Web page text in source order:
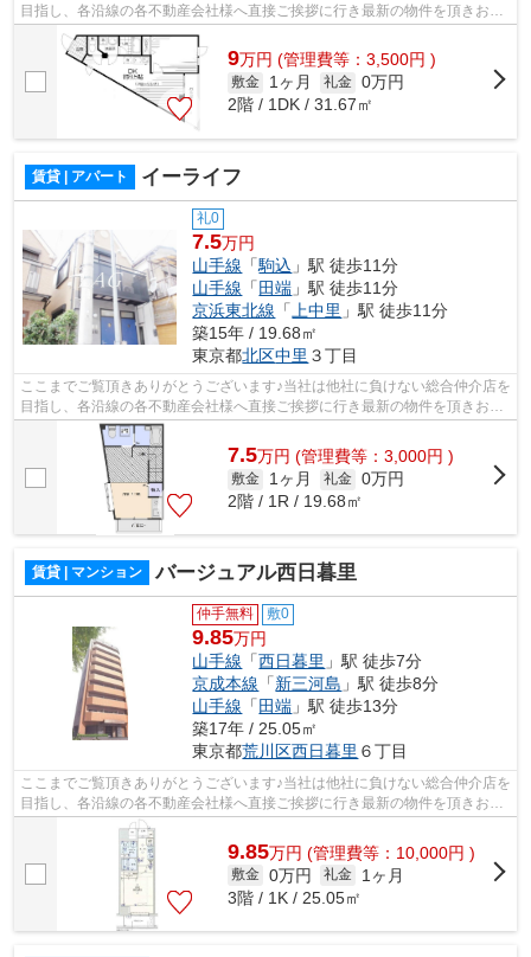
目指し、各沿線の各不動産会社様へ直接ご挨拶に行き最新の物件を頂きお客
様へ提供しております！最新の情報は...
9万円 (管理費等：3,500円 )
敷金 1ヶ月 礼金 0万円
2階 / 1DK / 31.67㎡
賃貸 | アパート イーライフ
礼0
7.5万円
山手線 「駒込 」駅 徒歩11分
山手線 「田端 」駅 徒歩11分
京浜東北線 「 上中里 」駅 徒歩11分
築15年 / 19.68㎡
東京都北区中里 ３丁目
ここまでご覧頂きありがとうございます♪当社は他社に負けない総合仲介店を
目指し、各沿線の各不動産会社様へ直接ご挨拶に行き最新の物件を頂きお客
様へ提供しております！最新の情報は...
7.5万円 (管理費等：3,000円 )
敷金 1ヶ月 礼金 0万円
2階 / 1R / 19.68㎡
賃貸 | マンション バージュアル西日暮里
仲手無料 敷0
9.85万円
山手線 「西日暮里 」駅 徒歩7分
京成本線 「新三河島 」駅 徒歩8分
山手線 「 田端 」駅 徒歩13分
築17年 / 25.05㎡
東京都荒川区西日暮里 ６丁目
ここまでご覧頂きありがとうございます♪当社は他社に負けない総合仲介店を
目指し、各沿線の各不動産会社様へ直接ご挨拶に行き最新の物件を頂きお客
様へ提供しております！最新の情報は...
9.85万円 (管理費等：10,000円 )
敷金 0万円 礼金
1ヶ月
3階 / 1K / 25.05㎡